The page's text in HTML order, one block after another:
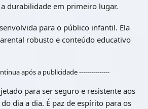
durabilidade em primeiro lugar.
para o público infantil. Ela
robusto e conteúdo educativo
após a publicidade ---------------
para ser seguro e resistente aos
dia a dia. É paz de espírito para os